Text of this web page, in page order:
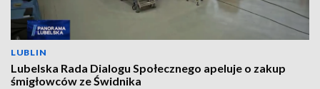
LUBLIN
Lubelska Rada Dialogu Społecznego apeluje o zakup
śmigłowców ze Świdnika